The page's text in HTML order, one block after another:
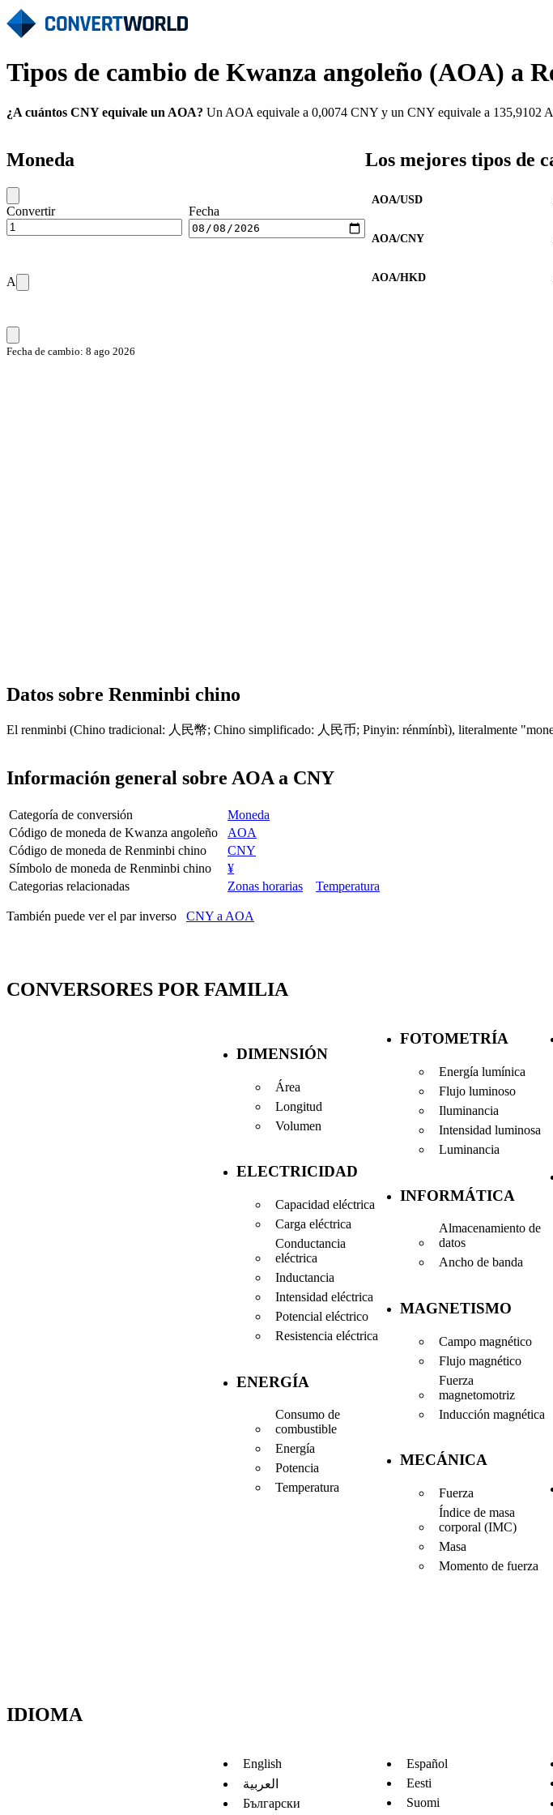
Tipos de cambio de Kwanza angoleño (AOA) a
¿A cuántos CNY equivale un AOA? Un AOA equivale a 0,0074 CNY y un CNY equivale a 135,9102
Moneda
Convertir Fecha
A
Fecha de cambio: 8 ago 2026
Los mejores tipos de
AOA/USD
AOA/CNY
AOA/HKD
Datos sobre Renminbi chino
El renminbi (Chino tradicional: 人民幣; Chino simplificado: 人民币; Pinyin: rénmínbì), literalmente
Información general sobre AOA a CNY
Categoría de conversión
Moneda
Código de moneda de Kwanza angoleño
AOA
Código de moneda de Renminbi chino
CNY
Símbolo de moneda de Renminbi chino
¥
Categorias relacionadas
Zonas horarias Temperatura
También puede ver el par inverso CNY a AOA
CONVERSORES POR FAMILIA
DIMENSIÓN
Área
Longitud
Volumen
ELECTRICIDAD
Capacidad eléctrica
Carga eléctrica
Conductancia
eléctrica
Inductancia
Intensidad eléctrica
Potencial eléctrico
Resistencia eléctrica
ENERGÍA
Consumo de
combustible
Energía
Potencia
Temperatura
FOTOMETRÍA
Energía lumínica
Flujo luminoso
Iluminancia
Intensidad luminosa
Luminancia
INFORMÁTICA
Almacenamiento de
datos
Ancho de banda
MAGNETISMO
Campo magnético
Flujo magnético
Fuerza
magnetomotriz
Inducción magnética
MECÁNICA
Fuerza
Índice de masa
corporal (IMC)
Masa
Momento de fuerza
IDIOMA
English
العربية
Български
Español
Eesti
Suomi